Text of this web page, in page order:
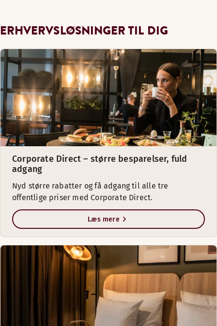
ERHVERVSLØSNINGER TIL DIG
Corporate Direct – større besparelser, fuld
adgang
Nyd større rabatter og få adgang til alle tre
offentlige priser med Corporate Direct.
Læs mere